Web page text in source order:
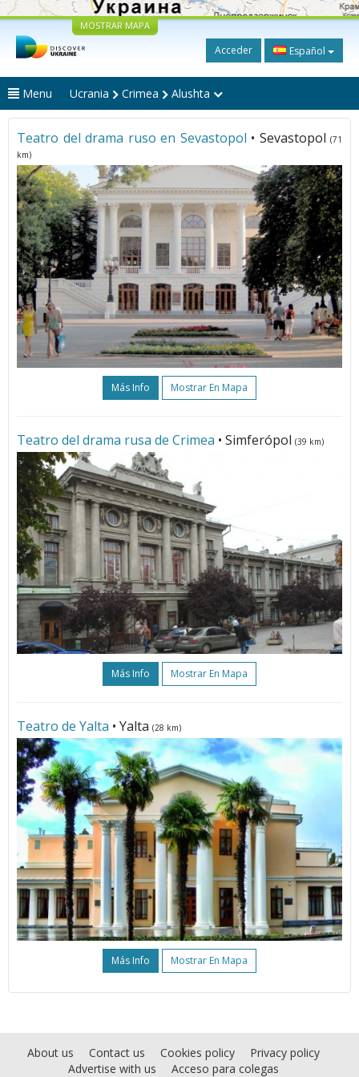
MOSTRAR MAPA
Acceder Español
Menu Ucrania Crimea Alushta
Teatro del drama ruso en Sevastopol • Sevastopol (71
km)
Más Info Mostrar En Mapa
Teatro del drama rusa de Crimea • Simferópol (39 km)
Más Info Mostrar En Mapa
Teatro de Yalta • Yalta (28 km)
Más Info Mostrar En Mapa
About us Contact us Cookies policy
Privacy policy
Advertise with us
Acceso para colegas